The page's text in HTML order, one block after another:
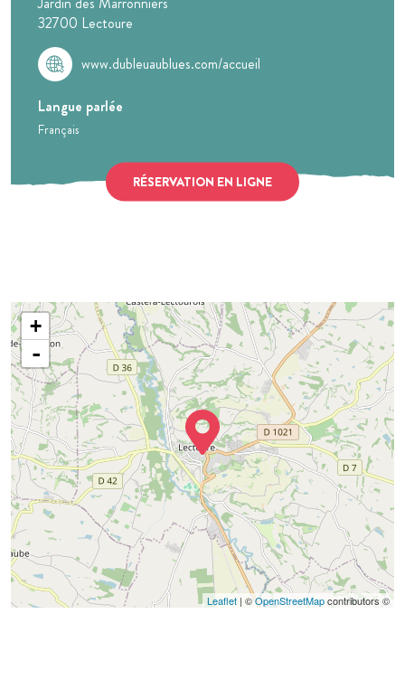
32700 Lectoure
www.dubleuaublues.com/accueil
Langue parlée
Français
RÉSERVATION EN LIGNE
+
-
Leaflet | ©OpenStreetMapcontributors ©